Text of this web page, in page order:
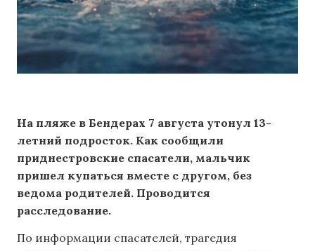
На пляже в Бендерах 7 августа утонул 13-
летний подросток. Как сообщили
приднестровские спасатели, мальчик
пришел купаться вместе с другом, без
ведома родителей. Проводится
расследование.
По информации спасателей, трагедия